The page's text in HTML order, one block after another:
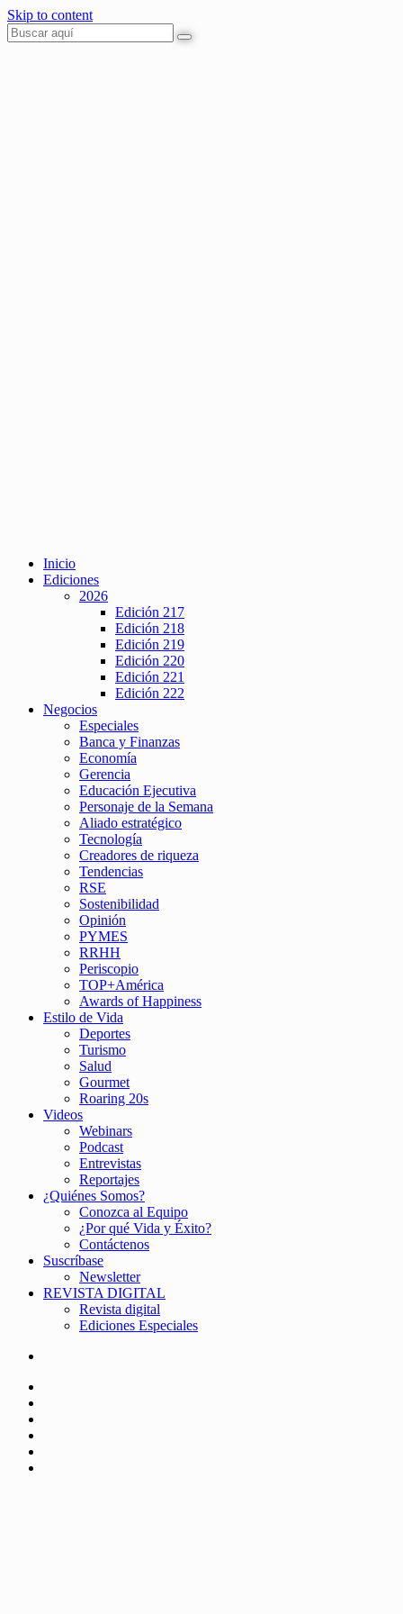
Skip to content
Inicio
Ediciones
2026
Edición 217
Edición 218
Edición 219
Edición 220
Edición 221
Edición 222
Negocios
Especiales
Banca y Finanzas
Economía
Gerencia
Educación Ejecutiva
Personaje de la Semana
Aliado estratégico
Tecnología
Creadores de riqueza
Tendencias
RSE
Sostenibilidad
Opinión
PYMES
RRHH
Periscopio
TOP+América
Awards of Happiness
Estilo de Vida
Deportes
Turismo
Salud
Gourmet
Roaring 20s
Videos
Webinars
Podcast
Entrevistas
Reportajes
¿Quiénes Somos?
Conozca al Equipo
¿Por qué Vida y Éxito?
Contáctenos
Suscríbase
Newsletter
REVISTA DIGITAL
Revista digital
Ediciones Especiales